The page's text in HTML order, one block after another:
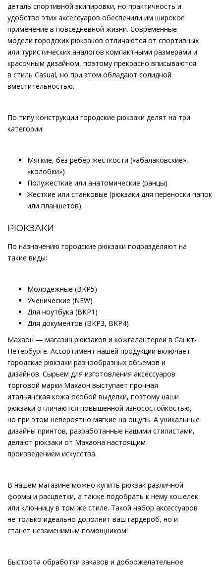
деталь спортивной экипировки, но практичность и
удобство этих аксессуаров обеспечили им широкое
применение в повседневной жизни. Современные
модели городских рюкзаков отличаются от спортивных
или туристических аналогов компактными размерами и
красочным дизайном, поэтому прекрасно вписываются
в стиль Casual, но при этом обладают солидной
вместительностью.
По типу конструкции городские рюкзаки делят на три
категории:
Мягкие, без ребер жесткости («абалаковские»,
«колобки»)
Полужесткие или анатомические (ранцы)
Жесткие или станковые (рюкзаки для переноски папок
или планшетов)
РЮКЗАКИ
По назначению городские рюкзаки подразделяют на
такие виды:
Молодежные (BKP5)
Ученические (NEW)
Для ноутбука (BKP1)
Для документов (BKP3, BKP4)
Махаон — магазин рюкзаков и кожгалантереи в Санкт-
Петербурге. Ассортимент нашей продукции включает
городские рюкзаки разнообразных объемов и
дизайнов. Сырьем для изготовления аксессуаров
торговой марки Махаон выступает прочная
итальянская кожа особой выделки, поэтому наши
рюкзаки отличаются повышенной износостойкостью,
но при этом невероятно мягкие на ощупь. А уникальные
дизайны принтов, разработанные нашими стилистами,
делают рюкзаки от Махаона настоящим
произведением искусства.
В нашем магазине можно купить рюкзак различной
формы и расцветки, а также подобрать к нему кошелек
или ключницу в том же стиле. Такой набор аксессуаров
не только идеально дополнит ваш гардероб, но и
станет незаменимым помощником!
Быстрота обработки заказов и доброжелательное